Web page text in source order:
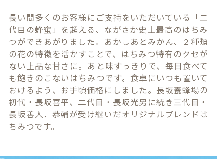
長い間多くのお客様にご支持をいただいている「二
代目の蜂蜜」を超える、ながさか史上最高のはちみ
つができあがりました。あかしあとみかん、２種類
の花の特徴を活かすことで、はちみつ特有のクセが
ない上品な甘さに。あと味すっきりで、毎日食べて
も飽きのこないはちみつです。食卓にいつも置いて
おけるよう、お手頃価格にしました。長坂養蜂場の
初代・長坂喜平、二代目・長坂光男に続き三代目・
長坂善人、恭輔が受け継いだオリジナルブレンドは
ちみつです。